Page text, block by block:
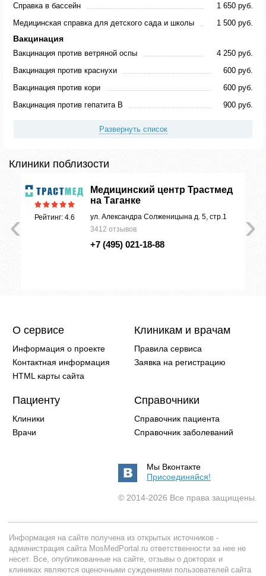
Справка в бассейн
1 650 руб.
Медицинская справка для детского сада и школы
1 500 руб.
Вакцинация
Вакцинация против ветряной оспы
4 250 руб.
Вакцинация против краснухи
600 руб.
Вакцинация против кори
600 руб.
Вакцинация против гепатита В
900 руб.
Развернуть список
Клиники поблизости
›
‹ Рейтинг: 4.6
Медицинский центр Трастмед
на Таганке
ул. Александра Солженицына д. 5, стр.1
3412 отзывов
+7 (495) 021-18-88
О сервисе
Информация о проекте
Контактная информация
HTML карты сайта
Клиникам и врачам
Правила сервиса
Заявка на регистрацию
Пациенту
Клиники
Врачи
Справочники
Справочник пациента
Справочник заболеваний
Мы Вконтакте
Присоединяйся!
© 2014-2026 Все права защищены.
Информация на сайте получена из открытых источников -
администрация сайта MosMedPortal.ru ответственности за нее не
несет. Все, опубликованные на сайте, отзывы о докторах и
клиниках являются оценочными суждениями пользователей сайта